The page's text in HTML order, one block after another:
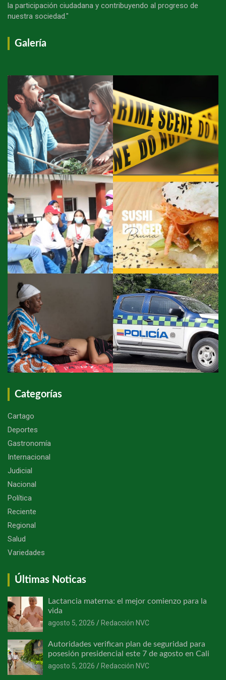
la participación ciudadana y contribuyendo al progreso de
nuestra sociedad."
Galería
Categorías
Cartago
Deportes
Gastronomía
Internacional
Judicial
Nacional
Política
Reciente
Regional
Salud
Variedades
Últimas Noticas
Lactancia materna: el mejor comienzo para la
vida
agosto 5, 2026
Redacción NVC
Autoridades verifican plan de seguridad para
posesión presidencial este 7 de agosto en Cali
agosto 5, 2026
Redacción NVC